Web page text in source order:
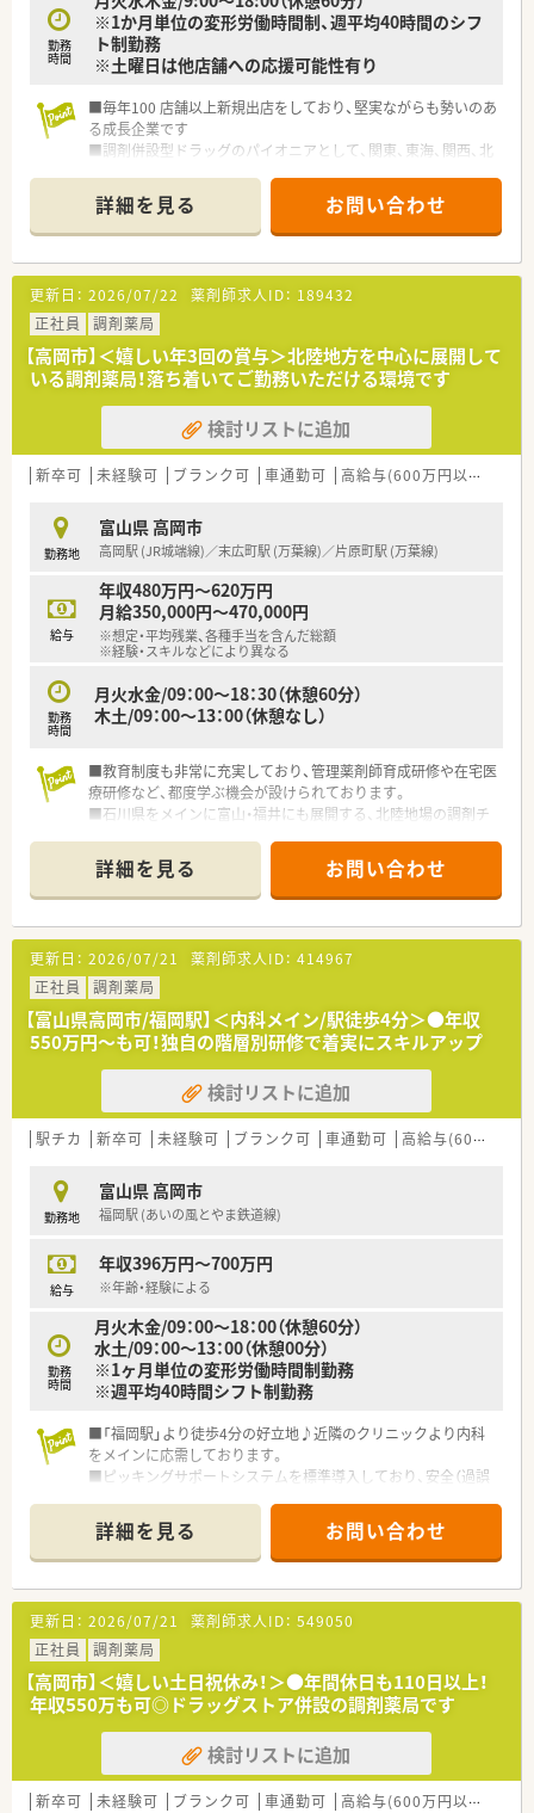
勤務
時間
※1か月単位の変形労働時間制、週平均40時間のシフ
ト制勤務
※土曜日は他店舗への応援可能性有り
■毎年100 店舗以上新規出店をしており、堅実ながらも勢いのあ
る成長企業です
■調剤併設型ドラッグのパイオニアとして、関東、東海、関西、北
■研修制度は様々なプランがあり、集合研修だけでなく任意で受
講可能な研修も幅広く用意されています
■店舗で活躍する従業員、社外で活躍する従業員、将来経営幹部
となる従業員など、薬剤師として様々な活躍ができるフィールド
を用意されています
■総合薬剤師・調剤薬剤師（土日休み・19時までの勤務）どちらか
の働き方を選択できます
■調剤併設型だけでなく「医療モール・クリニック併設店舗」「敷
地内薬局」「訪問調剤特化型店舗」など様々な店舗を運営してい
ます
■在宅医療にも積極的取り組んでおり「訪問調剤特化型店舗」を
50店舗以上、無菌調剤室は業界最多の51店舗設置しています
■「プラチナくるみん認定企業」「健康経営優良法人2023（大規模
法人部門）認定」等を取得し一人ひとりが働きやすい環境が整備
■充実した研修制度、人事制度、評価制度、キャリア支援制度等
があるのも特徴です
詳細を見る お問い合わせ
更新日： 2026/07/22 薬剤師求人ID： 189432
正社員
調剤薬局
【高岡市】＜嬉しい年3回の賞与＞北陸地方を中心に展開して
いる調剤薬局！落ち着いてご勤務いただける環境です
検討リストに追加
新卒可 未経験可 ブランク可 車通勤可 高給与(600万円以上)
勤務地
富山県 高岡市
高岡駅 (JR城端線)／末広町駅 (万葉線)／片原町駅 (万葉線)
給与
年収480万円～620万円
月給350,000円～470,000円
※想定・平均残業、各種手当を含んだ総額
※経験・スキルなどにより異なる
勤務
時間
月火水金/09：00～18：30（休憩60分）
木土/09：00～13：00（休憩なし）
■教育制度も非常に充実しており、管理薬剤師育成研修や在宅医
療研修など、都度学ぶ機会が設けられております。
■石川県をメインに富山・福井にも展開する、北陸地場の調剤チ
■一人当たりの処方箋枚数が20～25枚程度と、落ち着いて勤務
いただける環境がございます。
詳細を見る お問い合わせ
更新日： 2026/07/21 薬剤師求人ID： 414967
正社員
調剤薬局
【富山県高岡市/福岡駅】＜内科メイン/駅徒歩4分＞●年収
550万円～も可！独自の階層別研修で着実にスキルアップ
検討リストに追加
駅チカ 新卒可 未経験可 ブランク可 車通勤可 高給与(600万円以上)
勤務地
富山県 高岡市
福岡駅 (あいの風とやま鉄道線)
給与
年収396万円～700万円
※年齢・経験による
勤務
時間
月火木金/09：00～18：00（休憩60分）
水土/09：00～13：00（休憩00分）
※1ヶ月単位の変形労働時間制勤務
※週平均40時間シフト制勤務
■「福岡駅」より徒歩4分の好立地♪近隣のクリニックより内科
をメインに応需しております。
■ピッキングサポートシステムを標準導入しており、安全（過誤
■子育て支援企業として「くるみんマーク」を取得しておりま
す。育休等の制度や育児助成金など、手厚いサポートがございま
す
■在宅医療、無菌調剤室やクリーンベンチを設置した店舗もござ
います！
詳細を見る お問い合わせ
更新日： 2026/07/21 薬剤師求人ID： 549050
正社員
調剤薬局
【高岡市】＜嬉しい土日祝休み！＞●年間休日も110日以上！
年収550万も可◎ドラッグストア併設の調剤薬局です
検討リストに追加
新卒可 未経験可 ブランク可 車通勤可 高給与(600万円以上)